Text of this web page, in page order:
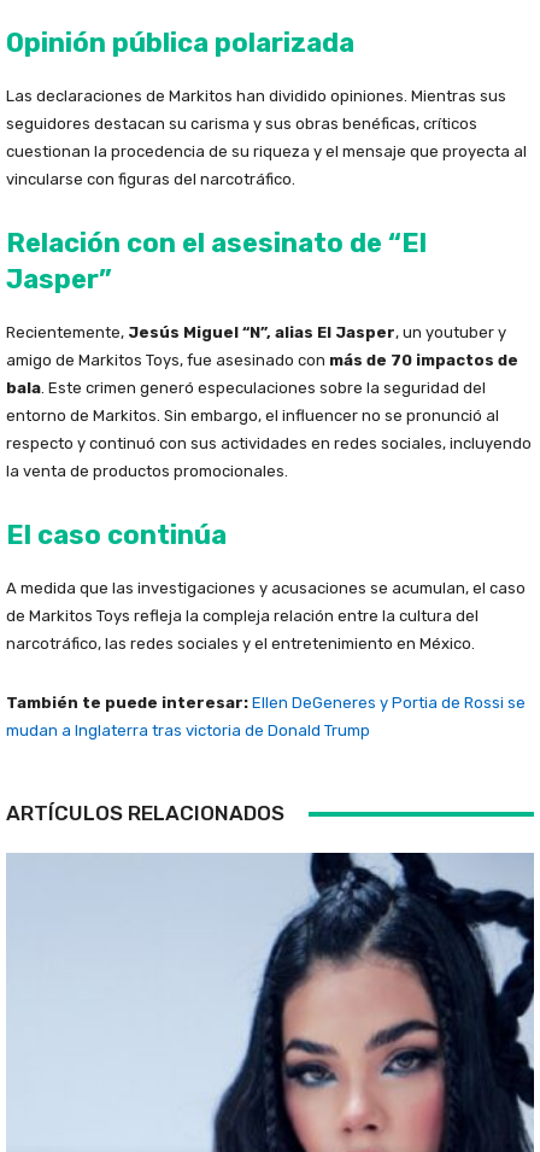
Opinión pública polarizada
Las declaraciones de Markitos han dividido opiniones. Mientras sus
seguidores destacan su carisma y sus obras benéficas, críticos
cuestionan la procedencia de su riqueza y el mensaje que proyecta al
vincularse con figuras del narcotráfico.
Relación con el asesinato de “El
Jasper”
Recientemente, Jesús Miguel “N”, alias El Jasper, un youtuber y
amigo de Markitos Toys, fue asesinado con más de 70 impactos de
bala. Este crimen generó especulaciones sobre la seguridad del
entorno de Markitos. Sin embargo, el influencer no se pronunció al
respecto y continuó con sus actividades en redes sociales, incluyendo
la venta de productos promocionales.
El caso continúa
A medida que las investigaciones y acusaciones se acumulan, el caso
de Markitos Toys refleja la compleja relación entre la cultura del
narcotráfico, las redes sociales y el entretenimiento en México.
También te puede interesar: Ellen DeGeneres y Portia de Rossi se
mudan a Inglaterra tras victoria de Donald Trump
ARTÍCULOS RELACIONADOS